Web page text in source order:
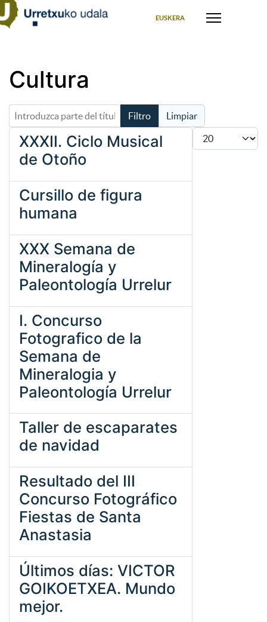
EUSKERA
Cultura
Introduzca parte del título Filtro
Limpiar
Cantidad
XXXII. Ciclo Musical
de Otoño
Cursillo de figura
humana
XXX Semana de
Mineralogía y
Paleontología Urrelur
I. Concurso
Fotografico de la
Semana de
Mineralogia y
Paleontología Urrelur
Taller de escaparates
de navidad
Resultado del III
Concurso Fotográfico
Fiestas de Santa
Anastasia
Últimos días: VICTOR
GOIKOETXEA. Mundo
mejor.